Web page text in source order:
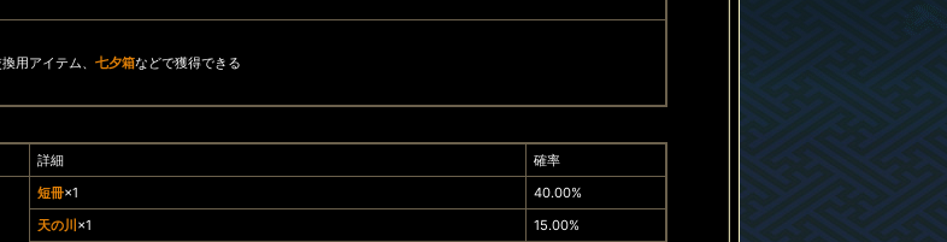
用アイテム、 七夕箱などで獲得できる
詳細 確率
短冊×1
40.00%
天の川 ×1
15.00%